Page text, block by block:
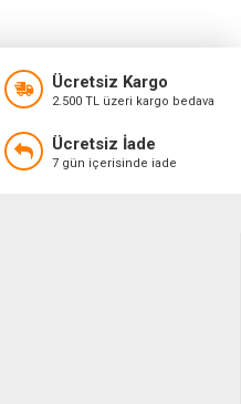
Ücretsiz Kargo
2.500 TL üzeri kargo bedava
Ücretsiz İade
7 gün içerisinde iade